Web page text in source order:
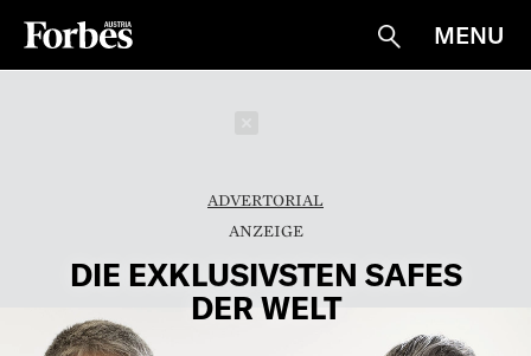
Suche
MENU
ADVERTORIAL
DIE EXKLUSIVSTEN SAFES
DER WELT